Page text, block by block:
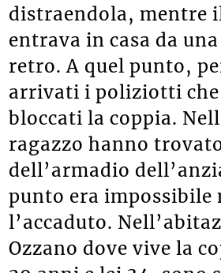
distraendola, mentre
entrava in casa da
retro. A quel punto,
arrivati i poliziotti che
bloccati la coppia.
ragazzo hanno
dell’armadio
punto era impossibile
l’accaduto.
Ozzano dove vive la